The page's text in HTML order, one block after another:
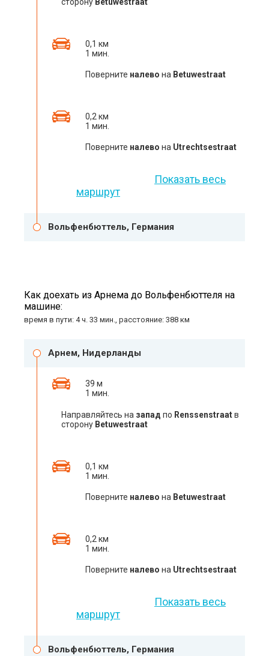
0,1 км
1 мин.
Поверните налево на Betuwestraat
0,2 км
1 мин.
Поверните налево на Utrechtsestraat
Показать весь
маршрут
Вольфенбюттель, Германия
Как доехать из Арнема до Вольфенбюттеля на
машине:
время в пути: 4 ч. 33 мин., расстояние: 388 км
Арнем, Нидерланды
39 м
1 мин.
Направляйтесь на запад по Renssenstraatв
сторону Betuwestraat
0,1 км
1 мин.
Поверните налево на Betuwestraat
0,2 км
1 мин.
Поверните налево на Utrechtsestraat
Показать весь
маршрут
Вольфенбюттель, Германия